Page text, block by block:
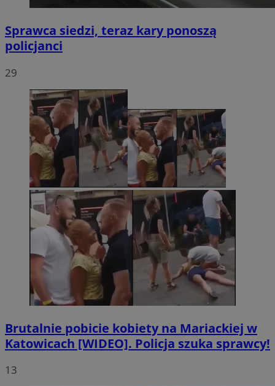
Sprawca siedzi, teraz kary ponoszą
policjanci
29
Brutalnie pobicie kobiety na Mariackiej w
Katowicach [WIDEO]. Policja szuka sprawcy!
13